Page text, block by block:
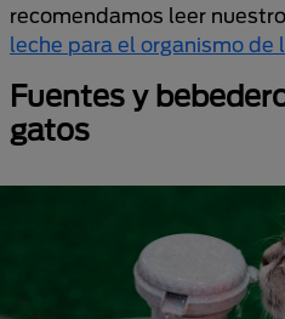
recomendamos leer
leche para el organismo de
Fuentes y
gatos